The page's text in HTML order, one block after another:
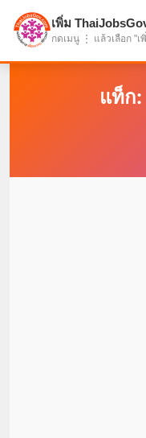
แบ่งปันโอกาส เพื่
แท็ก:
เพิ่ม
กดเมนู ⋮ แล้วเลือก "